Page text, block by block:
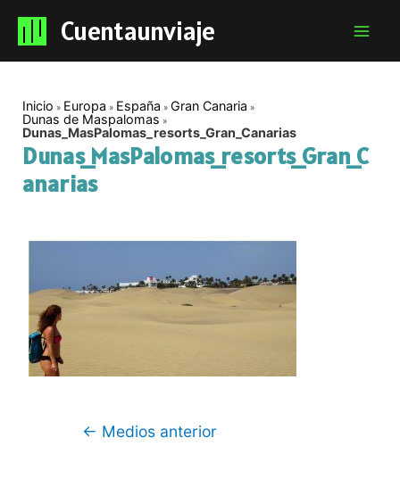
Cuentaunviaje
Inicio Europa España
Gran Canaria
Dunas de Maspalomas
Dunas_MasPalomas_resorts_Gran_Canarias
Dunas_MasPalomas_resorts_Gran_C
anarias
Navegación
← Medios anterior